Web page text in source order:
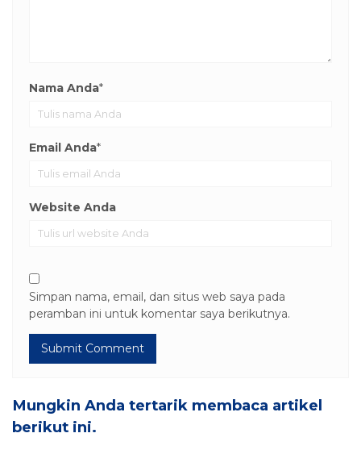
Nama Anda*
Email Anda*
Website Anda
Simpan nama, email, dan situs web saya pada
peramban ini untuk komentar saya berikutnya.
Mungkin Anda tertarik membaca artikel
berikut ini.